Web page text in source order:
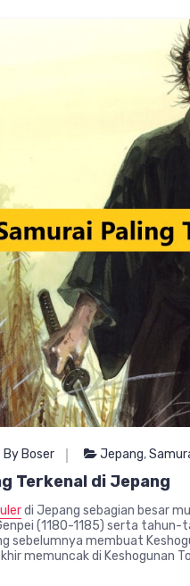
By Boser Jepang,
Terkenal di Jepang
di Jepang sebagian besar
(1180-1185) serta
sebelumnya membuat
memuncak di Keshogunan